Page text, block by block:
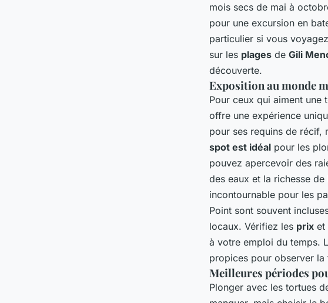
mois secs de mai à
pour une excursion en
particulier si vous
sur les plages de Gili
découverte.
Exposition au monde
Pour ceux qui aiment une
offre une expérience
pour ses requins de récif,
spot est idéal pour les
pouvez apercevoir des
des eaux et la richesse
incontournable pour les
Point sont souvent
locaux. Vérifiez les prix et
à votre emploi du temps.
propices pour observer la
Meilleures périodes
Plonger avec les tortues